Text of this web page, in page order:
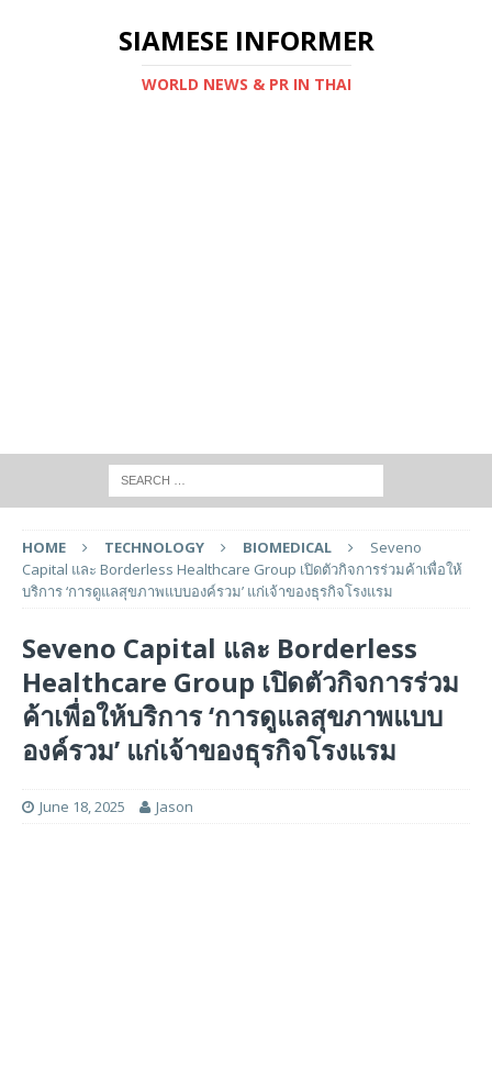
SIAMESE INFORMER
WORLD NEWS & PR IN THAI
HOME TECHNOLOGY BIOMEDICAL
Seveno
Capital และ Borderless Healthcare Group เปิดตัวกิจการร่วมค้าเพื่อให้
บริการ ‘การดูแลสุขภาพแบบองค์รวม’ แก่เจ้าของธุรกิจโรงแรม
Seveno Capital และ Borderless
Healthcare Group เปิดตัวกิจการร่วม
ค้าเพื่อให้บริการ ‘การดูแลสุขภาพแบบ
องค์รวม’ แก่เจ้าของธุรกิจโรงแรม
June 18, 2025 Jason